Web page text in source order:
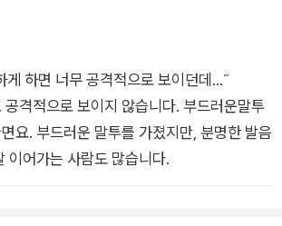
앞의 소리와 비교해 약간 음높이를 낮춰 말
. 말을 처음 시작하면서 인사할 때와 내 이
다’를 살짝 올려서 신나는 분위기를 만들 수도
반적으로 ‘-다’는 음높이도 살짝 떨어트리고,
더 짧게 해야 합니다. 그러면서도 분명하게
게 하면 너무 공격적으로 보이던데…˝
공격적으로 보이지 않습니다. 부드러운말투
요. 부드러운 말투를 가졌지만, 분명한 발음
이어가는 사람도 많습니다.